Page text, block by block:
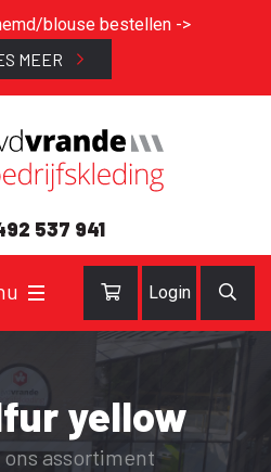
blouse bestellen ->
MEER
537 941
Login
yellow
assortiment